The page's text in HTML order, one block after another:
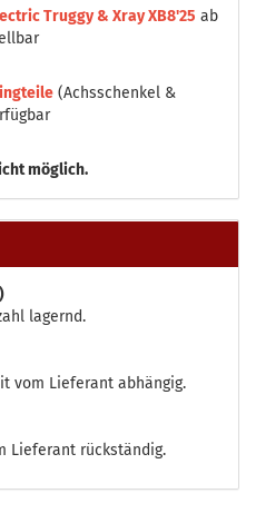
Truggy & Xray XB8'25 ab
(Achsschenkel &
möglich.
lagernd.
vom Lieferant abhängig.
Lieferant rückständig.